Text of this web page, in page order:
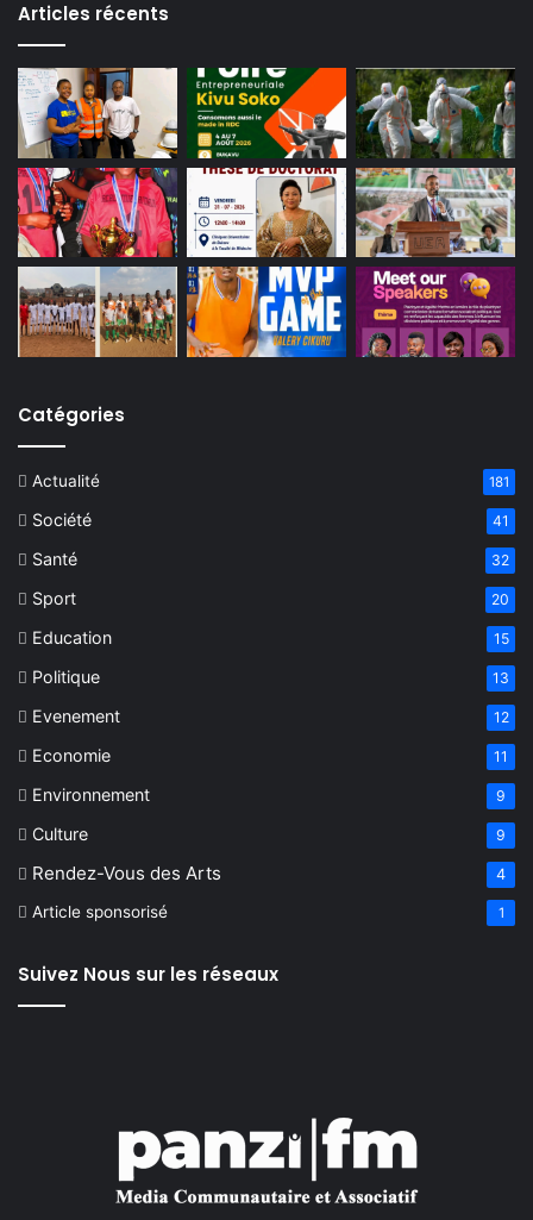
Articles récents
Catégories
Actualité 181
Société 41
Santé 32
Sport 20
Education 15
Politique 13
Evenement 12
Economie 11
Environnement 9
Culture 9
Rendez-Vous des Arts 4
Article sponsorisé 1
Suivez Nous sur les réseaux